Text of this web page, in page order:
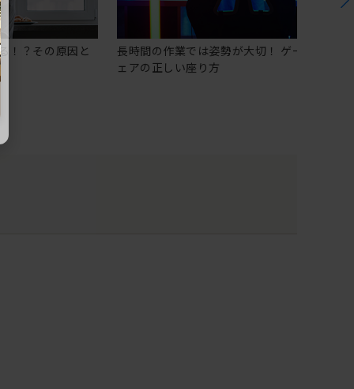
！？その原因と
長時間の作業では姿勢が大切！ ゲーミングチ
ェアの正しい座り方